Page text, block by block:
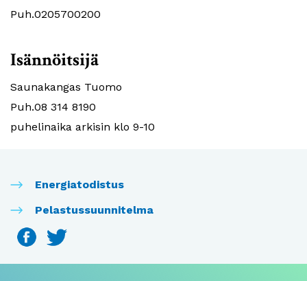
Puh.0205700200
Isännöitsijä
Saunakangas Tuomo
Puh.08 314 8190
puhelinaika arkisin klo 9-10
Energiatodistus
Pelastussuunnitelma